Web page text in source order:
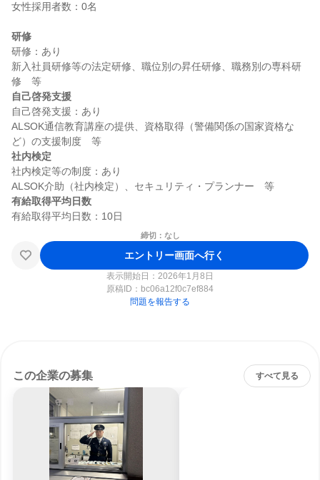
女性採用者数：0名
研修
研修：あり
新入社員研修等の法定研修、職位別の昇任研修、職務別の専科研
自己啓発支援
自己啓発支援：あり
ALSOK通信教育講座の提供、資格取得（警備関係の国家資格な
社内検定
社内検定等の制度：あり
有給取得平均日数
締切：なし
エントリー画面へ行く
表示開始日：2026年1月8日
原稿ID： bc06a12f0c7ef884
問題を報告する
この企業の募集 すべて見る